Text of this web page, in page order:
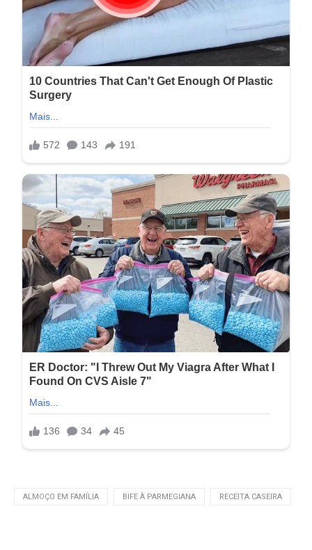
ALMOÇO EM FAMÍLIA BIFE À PARMEGIANA RECEITA CASEIRA